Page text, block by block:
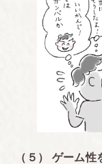
（５） ゲーム